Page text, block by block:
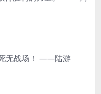
无战场！ ——陆游